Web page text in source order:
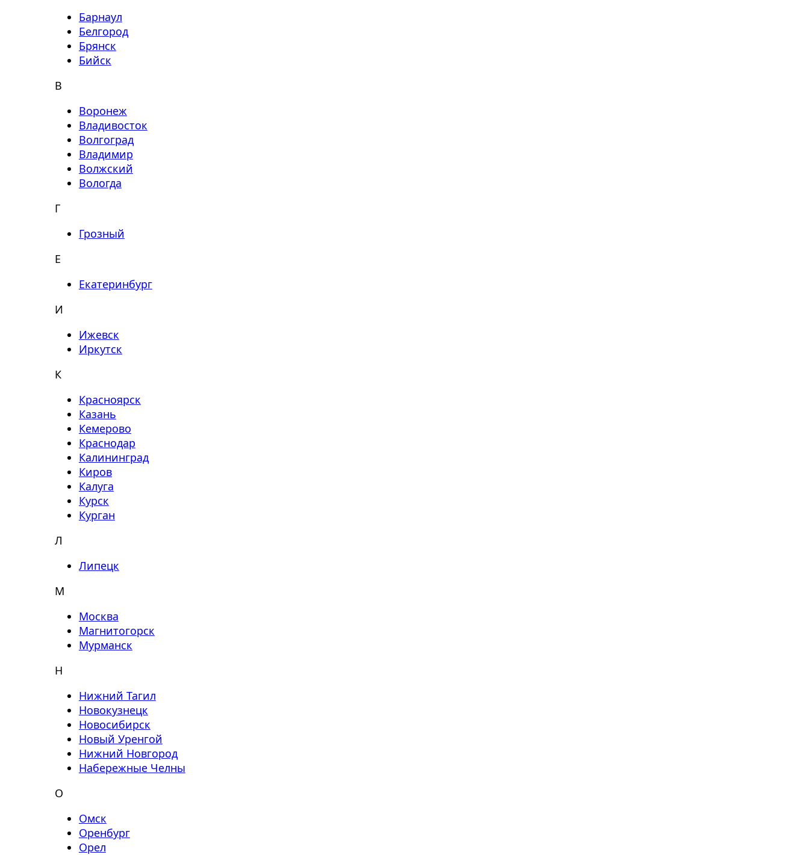
Барнаул
Белгород
Брянск
Бийск
В
Воронеж
Владивосток
Волгоград
Владимир
Волжский
Вологда
Г
Грозный
Е
Екатеринбург
И
Ижевск
Иркутск
К
Красноярск
Казань
Кемерово
Краснодар
Калининград
Киров
Калуга
Курск
Курган
Л
Липецк
М
Москва
Магнитогорск
Мурманск
Н
Нижний Тагил
Новокузнецк
Новосибирск
Новый Уренгой
Нижний Новгород
Набережные Челны
О
Омск
Оренбург
Орел